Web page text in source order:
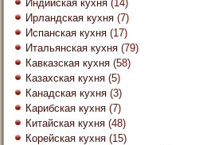
Индийская кухня (14)
Ирландская кухня (7)
Испанская кухня (17)
Итальянская кухня (79)
Кавказская кухня (58)
Казахская кухня (5)
Канадская кухня (3)
Карибская кухня (7)
Китайская кухня (48)
Корейская кухня (15)